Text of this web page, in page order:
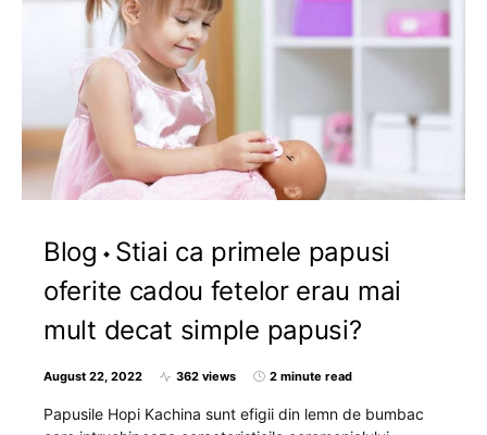
Blog
Stiai ca primele papusi
oferite cadou fetelor erau mai
mult decat simple papusi?
August 22, 2022 362 views 2 minute read
Papusile Hopi Kachina sunt efigii din lemn de bumbac